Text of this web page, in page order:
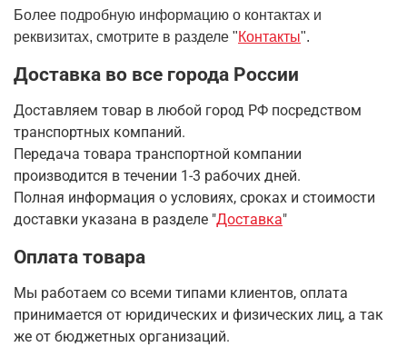
Более подробную информацию о контактах и
реквизитах, смотрите в разделе "Контакты".
Доставка во все города России
Доставляем товар в любой город РФ посредством
транспортных компаний.
Передача товара транспортной компании
производится в течении 1-3 рабочих дней.
Полная информация о условиях, сроках и стоимости
доставки указана в разделе "Доставка"
Оплата товара
Мы работаем со всеми типами клиентов, оплата
принимается от юридических и физических лиц, а так
же от бюджетных организаций.